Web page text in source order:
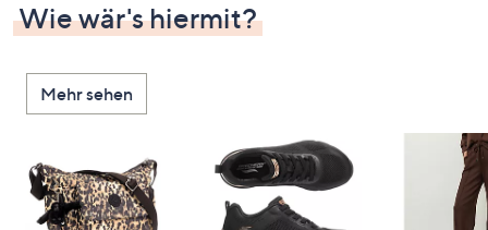
Wie wär's hiermit?
Mehr sehen